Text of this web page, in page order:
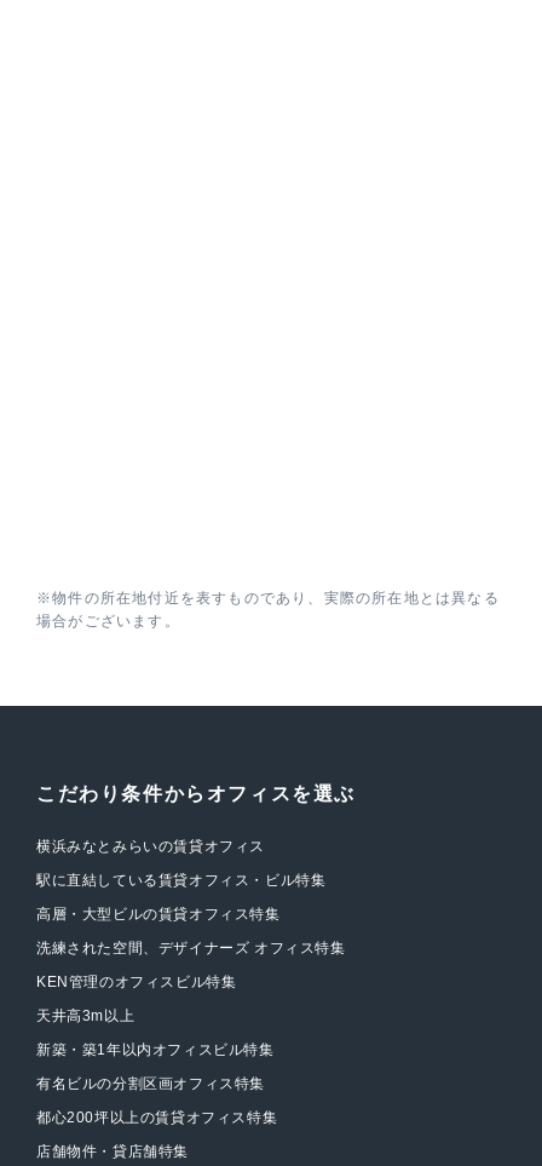
※物件の所在地付近を表すものであり、実際の所在地とは異なる
場合がございます。
こだわり条件からオフィスを選ぶ
横浜みなとみらいの賃貸オフィス
駅に直結している賃貸オフィス・ビル特集
高層・大型ビルの賃貸オフィス特集
洗練された空間、デザイナーズ オフィス特集
KEN管理のオフィスビル特集
天井高3m以上
新築・築1年以内オフィスビル特集
有名ビルの分割区画オフィス特集
都心200坪以上の賃貸オフィス特集
店舗物件・貸店舗特集